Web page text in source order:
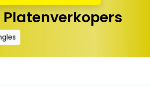
Platenverkopers